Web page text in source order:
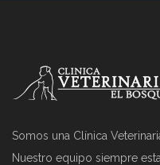
Somos una Clínica
Nuestro equipo siempre